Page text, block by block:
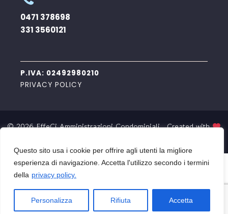
Questo sito usa i cookie per offrire agli utenti la migliore
esperienza di navigazione. Accetta l'utilizzo secondo i termini
della privacy policy.
Personalizza Rifiuta Accetta
0471 378698
331 3560121
P.IVA: 02492980210
PRIVACY POLICY
© 2026 EffeCi Amministrazioni Condominiali . Created with